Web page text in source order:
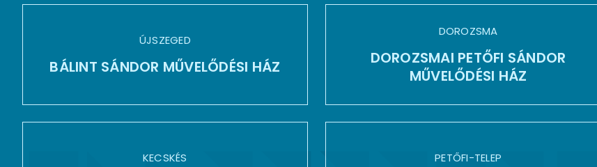
ÚJSZEGED
BÁLINT SÁNDOR MŰVELŐDÉSI HÁZ
DOROZSMA
DOROZSMAI PETŐFI SÁNDOR
MŰVELŐDÉSI HÁZ
KECSKÉS PETŐFI-TELEP